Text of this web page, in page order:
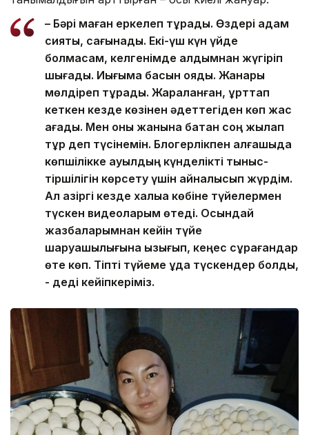
– Бәрі маған еркелеп тұрады. Өздері адам
сияқты, сағынады. Екі-үш күн үйде
болмасам, келгенімде алдымнан жүгіріп
шығады. Иығыма басын қояды. Жанары
мөлдіреп тұрады. Жараланған, құрттап
кеткен кезде көзінен әдеттегіден көп жас
ағады. Мен оны жанына батқан соң жылап
тұр деп түсінемін. Блогерлікпен алғашқыда
көпшілікке ауылдың күнделікті тыныс-
тіршілігін көрсету үшін айналысып жүрдім.
Ал қазіргі кезде халыққа көбіне түйелермен
түскен видеоларым өтеді. Осындай
жазбаларымнан кейін түйе
шаруашылығына қызығып, кеңес сұрағандар
өте көп. Тіпті түйеме құда түскендер болды,
- деді кейіпкеріміз.